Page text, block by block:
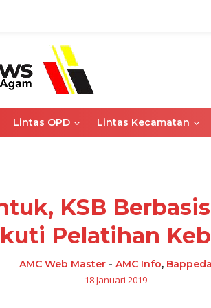
Lintas OPD Lintas Kecamatan
KSB
Pelatihan
AMC Web Master -AMC Info, Bappeda
18 Januari 2019